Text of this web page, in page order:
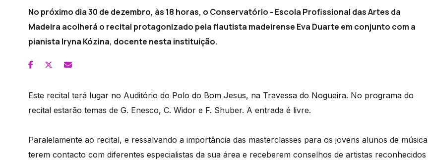
No próximo dia 30 de dezembro, às 18 horas, o Conservatório - Escola Profissional das Artes da
Madeira acolherá o recital protagonizado pela flautista madeirense Eva Duarte em conjunto com a
pianista Iryna Kózina, docente nesta instituição.
Este recital terá lugar no Auditório do Polo do Bom Jesus, na Travessa do Nogueira. No programa do
recital estarão temas de G. Enesco, C. Widor e F. Shuber. A entrada é livre.
Paralelamente ao recital, e ressalvando a importância das masterclasses para os jovens alunos de música
terem contacto com diferentes especialistas da sua área e receberem conselhos de artistas reconhecidos